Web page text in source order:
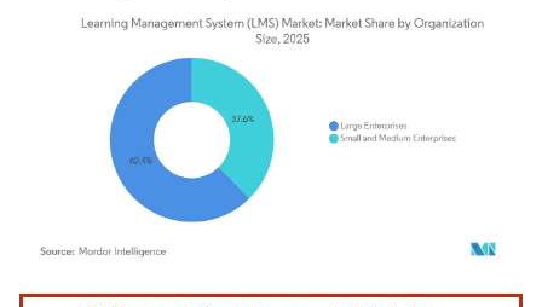
Imagen © Mordor Intelligence. El uso requiere atribución según CC BY 4.0.